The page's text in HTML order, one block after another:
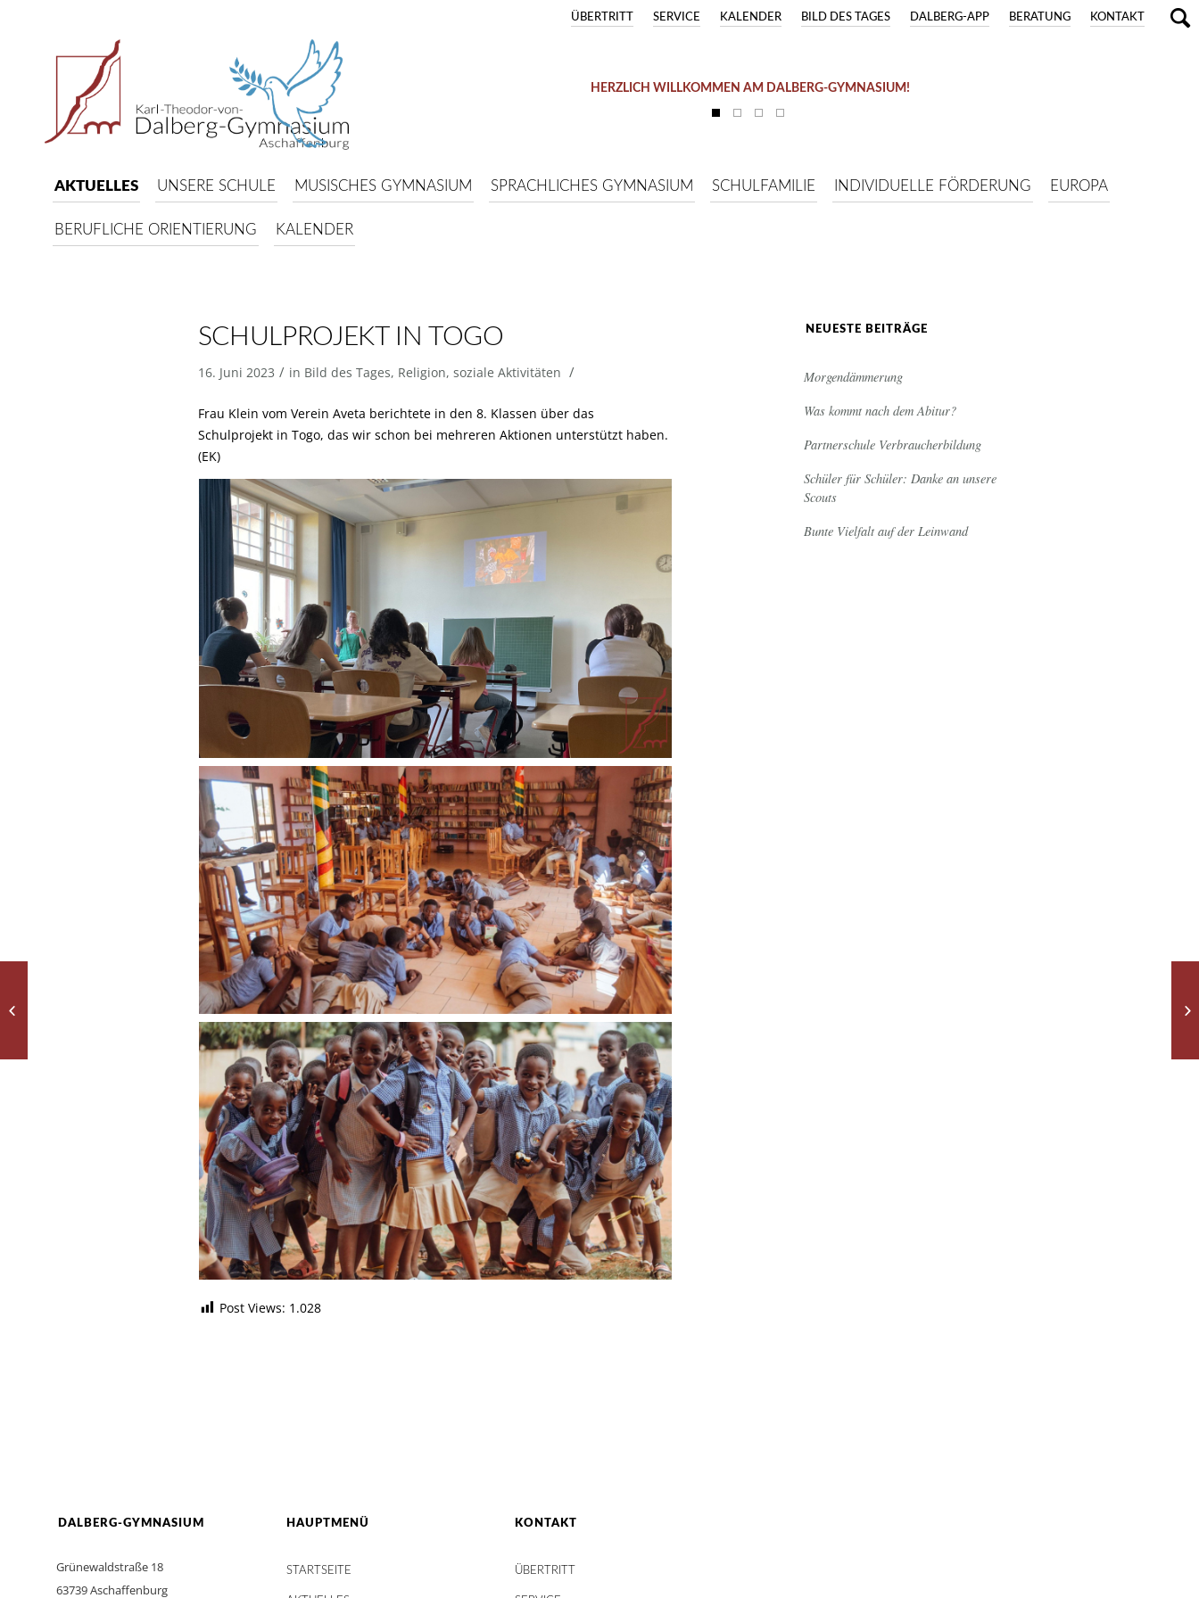
KONTAKT
BERATUNG
DALBERG-APP
BILD DES TAGES
KALENDER
SERVICE
ÜBERTRITT
HERZLICH WILLKOMMEN AM DALBERG-GYMNASIUM!
AKTUELLES UNSERE SCHULE MUSISCHES GYMNASIUM SPRACHLICHES GYMNASIUM SCHULFAMILIE INDIVIDUELLE FÖRDERUNG EUROPA
BERUFLICHE ORIENTIERUNG KALENDER
SCHULPROJEKT IN TOGO
16. Juni 2023 / in Bild des Tages, Religion, soziale Aktivitäten /
Frau Klein vom Verein Aveta berichtete in den 8. Klassen über das
Schulprojekt in Togo, das wir schon bei mehreren Aktionen unterstützt haben.
(EK)
Post Views: 1.028
NEUESTE BEITRÄGE
Morgendämmerung
Was kommt nach dem Abitur?
Partnerschule Verbraucherbildung
Schüler für Schüler: Danke an unsere
Scouts
Bunte Vielfalt auf der Leinwand
DALBERG-GYMNASIUM
Grünewaldstraße 18
63739 Aschaffenburg
HAUPTMENÜ
STARTSEITE
KONTAKT
ÜBERTRITT